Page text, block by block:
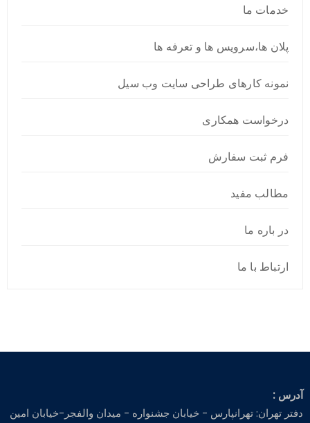
خدمات ما
پلان ها،سرویس ها و تعرفه ها
نمونه کارهای طراحی سایت وب سیل
درخواست همکاری
فرم ثبت سفارش
مطالب مفید
در باره ما
ارتباط با ما
آدرس :
دفتر تهران: تهرانپارس - خیابان جشنواره - میدان والفجر-خیابان امین